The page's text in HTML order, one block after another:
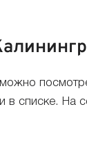
списке. На